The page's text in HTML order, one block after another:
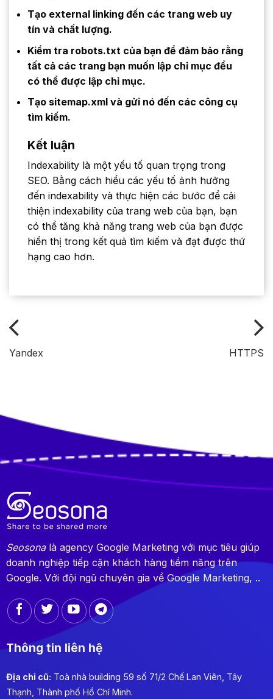
Tạo external linking đến các trang web uy
tín và chất lượng.
Kiểm tra robots.txt của bạn để đảm bảo rằng
tất cả các trang bạn muốn lập chỉ mục đều
có thể được lập chỉ mục.
Tạo sitemap.xml và gửi nó đến các công cụ
tìm kiếm.
Kết luận
Indexability là một yếu tố quan trọng trong
SEO. Bằng cách hiểu các yếu tố ảnh hưởng
đến indexability và thực hiện các bước để cải
thiện indexability của trang web của bạn, bạn
có thể tăng khả năng trang web của bạn được
hiển thị trong kết quả tìm kiếm và đạt được thứ
hạng cao hơn.
Yandex HTTPS
Seosonalà agency Google Marketing với mục tiêu giúp
doanh nghiệp tiếp cận khách hàng tiềm năng trên
Google. Với đội ngũ chuyên gia về Google Marketing, ..
Thông tin liên hệ
Địa chỉ cũ: Toà nhà building 59 số 71/2 Chế Lan Viên, Tây
Thạnh, Thành phố Hồ Chí Minh.